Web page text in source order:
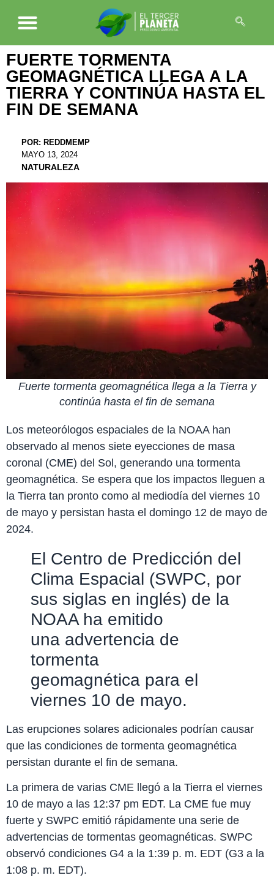
FUERTE TORMENTA
GEOMAGNÉTICA LLEGA A LA
TIERRA Y CONTINÚA HASTA EL
FIN DE SEMANA
POR: REDDMEMP
MAYO 13, 2024
NATURALEZA
Fuerte tormenta geomagnética llega a la Tierra y
continúa hasta el fin de semana
Los meteorólogos espaciales de la NOAA han
observado al menos siete eyecciones de masa
coronal (CME) del Sol, generando una tormenta
geomagnética. Se espera que los impactos lleguen a
la Tierra tan pronto como al mediodía del viernes 10
de mayo y persistan hasta el domingo 12 de mayo de
2024.
El Centro de Predicción del
Clima Espacial (SWPC, por
sus siglas en inglés) de la
NOAA ha emitido
una advertencia de
tormenta
geomagnética para el
viernes 10 de mayo.
Las erupciones solares adicionales podrían causar
que las condiciones de tormenta geomagnética
persistan durante el fin de semana.
La primera de varias CME llegó a la Tierra el viernes
10 de mayo a las 12:37 pm EDT. La CME fue muy
fuerte y SWPC emitió rápidamente una serie de
advertencias de tormentas geomagnéticas. SWPC
observó condiciones G4 a la 1:39 p. m. EDT (G3 a la
1:08 p. m. EDT).